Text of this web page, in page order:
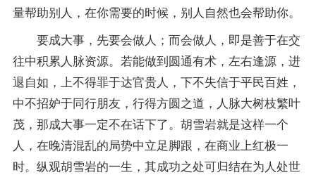
量帮助别人，在你需要的时候，别人自然也会帮助你。
要成大事，先要会做人；而会做人，即是善于在交
往中积累人脉资源。若能做到圆通有术，左右逢源，进
退自如，上不得罪于达官贵人，下不失信于平民百姓，
中不招妒于同行朋友，行得方圆之道，人脉大树枝繁叶
茂，那成大事一定不在话下了。胡雪岩就是这样一个
人，在晚清混乱的局势中立足脚跟，在商业上红极一
时。纵观胡雪岩的一生，其成功之处可归结在为人处世